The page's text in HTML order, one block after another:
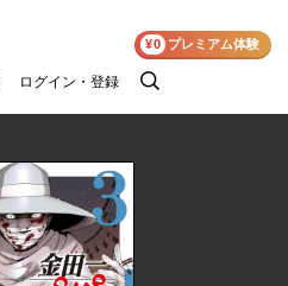
ログイン・登録
検
¥0 プレミアム体験